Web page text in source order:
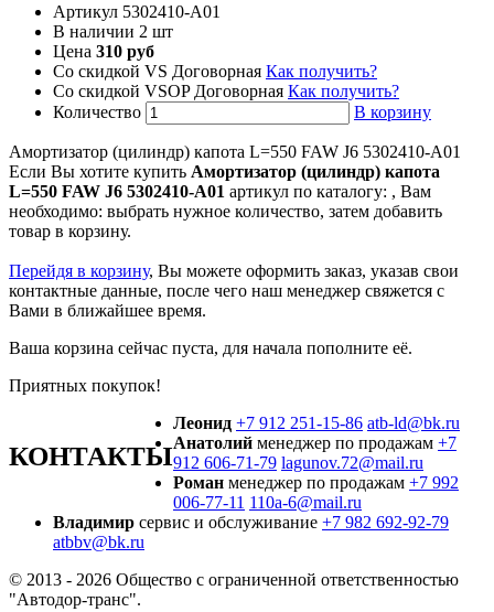
Артикул 5302410-А01
В наличии 2 шт
Цена 310 руб
Со скидкой VS Договорная Как получить?
Со скидкой VSOP Договорная Как получить?
Количество
В корзину
Амортизатор (цилиндр) капота L=550 FAW J6 5302410-А01
Если Вы хотите купить Амортизатор (цилиндр) капота
L=550 FAW J6 5302410-А01 артикул по каталогу: , Вам
необходимо: выбрать нужное количество, затем добавить
товар в корзину.
Перейдя в корзину, Вы можете оформить заказ, указав свои
контактные данные, после чего наш менеджер свяжется с
Вами в ближайшее время.
Ваша корзина сейчас пуста, для начала пополните её.
Приятных покупок!
КОНТАКТЫ
Леонид +7 912 251-15-86 atb-ld@bk.ru
Анатолий менеджер по продажам +7
912 606-71-79 lagunov.72@mail.ru
Роман менеджер по продажам +7 992
006-77-11 110a-6@mail.ru
Владимир сервис и обслуживание +7 982 692-92-79
atbbv@bk.ru
© 2013 - 2026 Общество с ограниченной ответственностью
"Автодор-транс".